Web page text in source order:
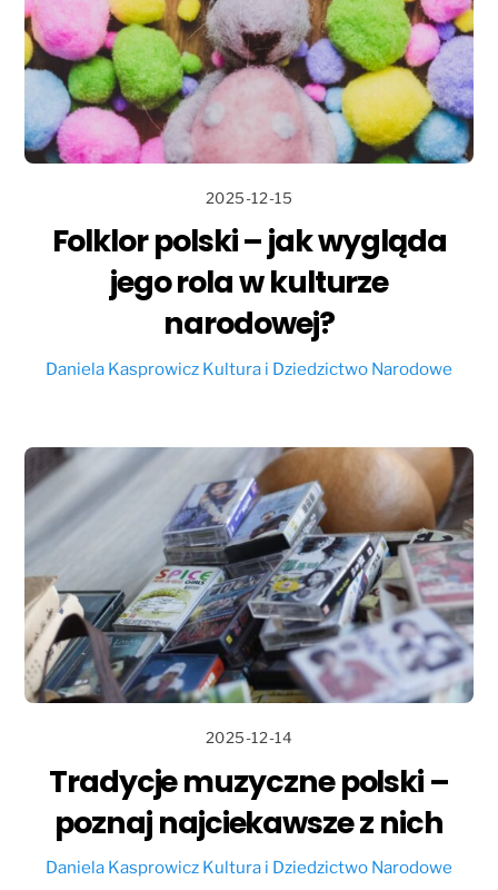
2025-12-15
Folklor polski – jak wygląda
jego rola w kulturze
narodowej?
Daniela Kasprowicz Kultura i Dziedzictwo Narodowe
2025-12-14
Tradycje muzyczne polski –
poznaj najciekawsze z nich
Daniela Kasprowicz Kultura i Dziedzictwo Narodowe